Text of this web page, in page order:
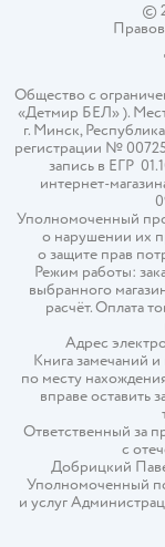
©
Общество с
«Детмир БЕЛ» ).
г. Минск,
регистрации №
запись в ЕГР
интернет-
Уполномоченный
о нарушении их
о защите прав
Режим работы:
выбранного
расчёт. Оплата
Адрес
Книга замечаний
по месту
вправе оставить
Ответственный за
с
Добрицкий
Уполномоченный
и услуг